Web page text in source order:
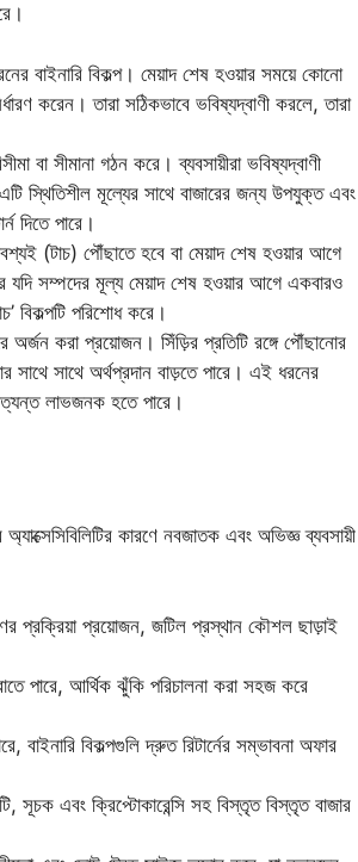
বাইনারি বিকল্প। মেয়াদ শেষ হওয়ার সময়ে কোনো
করেন। তারা সঠিকভাবে ভবিষ্যদ্বাণী করলে, তারা
বা সীমানা গঠন করে। ব্যবসায়ীরা ভবিষ্যদ্বাণী
স্থিতিশীল মূল্যের সাথে বাজারের জন্য উপযুক্ত এবং
দিতে পারে।
(টাচ) পৌঁছাতে হবে বা মেয়াদ শেষ হওয়ার আগে
যদি সম্পদের মূল্য মেয়াদ শেষ হওয়ার আগে একবারও
বিকল্পটি পরিশোধ করে।
অর্জন করা প্রয়োজন। সিঁড়ির প্রতিটি রঙ্গে পৌঁছানোর
সাথে অর্থপ্রদান বাড়তে পারে। এই ধরনের
লাভজনক হতে পারে।
অ্যাক্সেসিবিলিটির কারণে নবজাতক এবং অভিজ্ঞ ব্যবসায়ী
প্রক্রিয়া প্রয়োজন, জটিল প্রস্থান কৌশল ছাড়াই
পারে, আর্থিক ঝুঁকি পরিচালনা করা সহজ করে
বিকল্পগুলি দ্রুত রিটার্নের সম্ভাবনা অফার
সূচক এবং ক্রিপ্টোকারেন্সি সহ বিস্তৃত বিস্তৃত বাজার